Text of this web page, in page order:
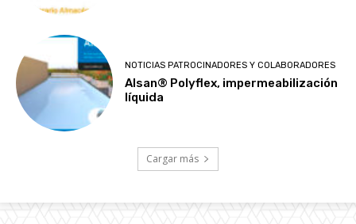
NOTICIAS PATROCINADORES Y COLABORADORES
Alsan® Polyflex, impermeabilización
líquida
Cargar más